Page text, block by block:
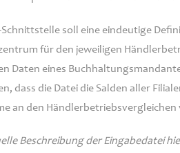
Schnittstelle soll eine eindeutige
für den jeweiligen
Daten eines
dass die Datei die Salden aller
an den
Beschreibung der Eingabedatei